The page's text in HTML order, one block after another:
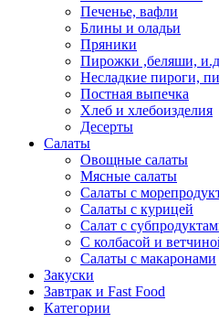
Печенье, вафли
Блины и оладьи
Пряники
Пирожки ,беляши, и.д
Несладкие пироги,
Постная выпечка
Хлеб и хлебоизделия
Десерты
Салаты
Овощные салаты
Мясные салаты
Салаты с
Салаты с курицей
Салат с
С колбасой и
Салаты с макаронами
Закуски
Завтрак и Fast Food
Категории